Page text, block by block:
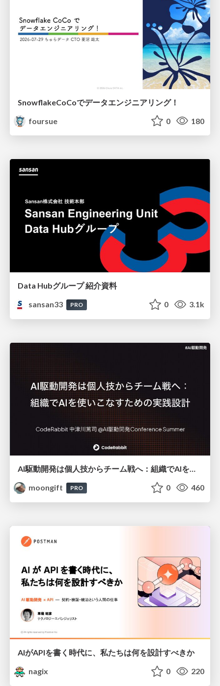
SnowflakeCoCoでデータエンジニアリング！
foursue
0 180
Data Hubグループ 紹介資料
sansan33
PRO 0 3.1k
AI駆動開発は個人技からチーム戦へ：組織でAIを使いこなすための実践設計
moongift
PRO 0 460
AIがAPIを書く時代に、私たちは何を設計すべきか
nagix
0 220